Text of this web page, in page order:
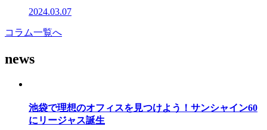
2024.03.07
コラム一覧へ
news
池袋で理想のオフィスを見つけよう！サンシャイン60
にリージャス誕生